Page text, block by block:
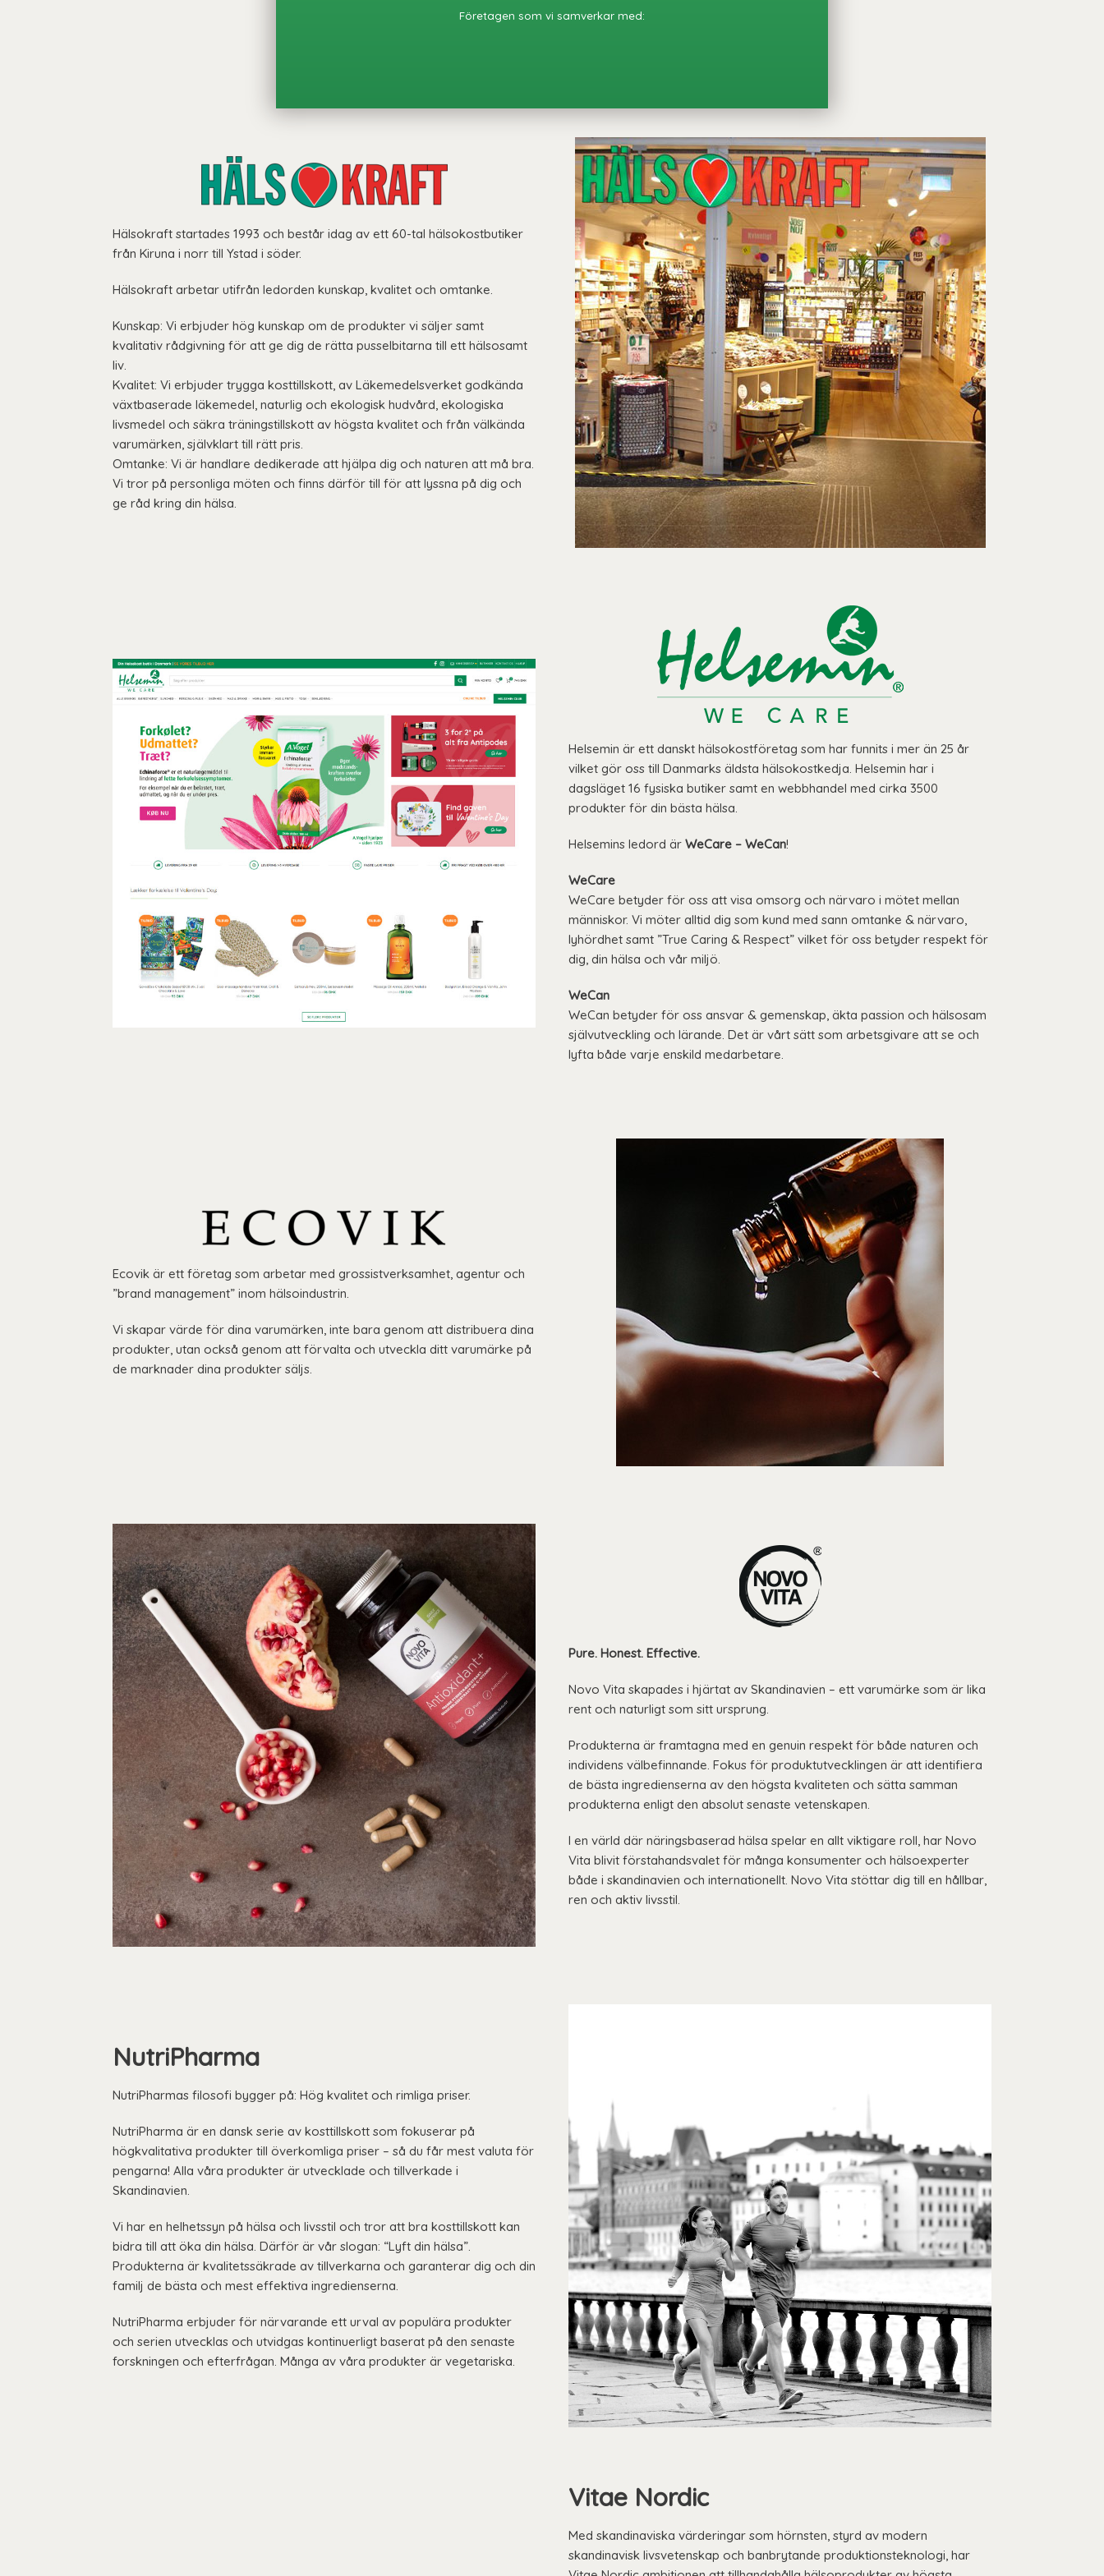
Företagen som vi samverkar med:
Hälsokraft startades 1993 och består idag av ett 60-tal hälsokostbutiker
från Kiruna i norr till Ystad i söder.
Hälsokraft arbetar utifrån ledorden kunskap, kvalitet och omtanke.
Kunskap: Vi erbjuder hög kunskap om de produkter vi säljer samt
kvalitativ rådgivning för att ge dig de rätta pusselbitarna till ett hälsosamt
liv.
Kvalitet: Vi erbjuder trygga kosttillskott, av Läkemedelsverket godkända
växtbaserade läkemedel, naturlig och ekologisk hudvård, ekologiska
livsmedel och säkra träningstillskott av högsta kvalitet och från välkända
varumärken, självklart till rätt pris.
Omtanke: Vi är handlare dedikerade att hjälpa dig och naturen att må bra.
Vi tror på personliga möten och finns därför till för att lyssna på dig och
ge råd kring din hälsa.
Helsemin är ett danskt hälsokostföretag som har funnits i mer än 25 år
vilket gör oss till Danmarks äldsta hälsokostkedja. Helsemin har i
dagsläget 16 fysiska butiker samt en webbhandel med cirka 3500
produkter för din bästa hälsa.
Helsemins ledord är WeCare – WeCan!
WeCare
WeCare betyder för oss att visa omsorg och närvaro i mötet mellan
människor. Vi möter alltid dig som kund med sann omtanke & närvaro,
lyhördhet samt ”True Caring & Respect” vilket för oss betyder respekt för
dig, din hälsa och vår miljö.
WeCan
WeCan betyder för oss ansvar & gemenskap, äkta passion och hälsosam
självutveckling och lärande. Det är vårt sätt som arbetsgivare att se och
lyfta både varje enskild medarbetare.
Ecovik är ett företag som arbetar med grossistverksamhet, agentur och
”brand management” inom hälsoindustrin.
Vi skapar värde för dina varumärken, inte bara genom att distribuera dina
produkter, utan också genom att förvalta och utveckla ditt varumärke på
de marknader dina produkter säljs.
Pure. Honest. Effective.
Novo Vita skapades i hjärtat av Skandinavien – ett varumärke som är lika
rent och naturligt som sitt ursprung.
Produkterna är framtagna med en genuin respekt för både naturen och
individens välbefinnande. Fokus för produktutvecklingen är att identifiera
de bästa ingredienserna av den högsta kvaliteten och sätta samman
produkterna enligt den absolut senaste vetenskapen.
I en värld där näringsbaserad hälsa spelar en allt viktigare roll, har Novo
Vita blivit förstahandsvalet för många konsumenter och hälsoexperter
både i skandinavien och internationellt. Novo Vita stöttar dig till en hållbar,
ren och aktiv livsstil.
NutriPharma
NutriPharmas filosofi bygger på: Hög kvalitet och rimliga priser.
NutriPharma är en dansk serie av kosttillskott som fokuserar på
högkvalitativa produkter till överkomliga priser – så du får mest valuta för
pengarna! Alla våra produkter är utvecklade och tillverkade i
Skandinavien.
Vi har en helhetssyn på hälsa och livsstil och tror att bra kosttillskott kan
bidra till att öka din hälsa. Därför är vår slogan: “Lyft din hälsa”.
Produkterna är kvalitetssäkrade av tillverkarna och garanterar dig och din
familj de bästa och mest effektiva ingredienserna.
NutriPharma erbjuder för närvarande ett urval av populära produkter
och serien utvecklas och utvidgas kontinuerligt baserat på den senaste
forskningen och efterfrågan. Många av våra produkter är vegetariska.
Vitae Nordic
Med skandinaviska värderingar som hörnsten, styrd av modern
skandinavisk livsvetenskap och banbrytande produktionsteknologi, har